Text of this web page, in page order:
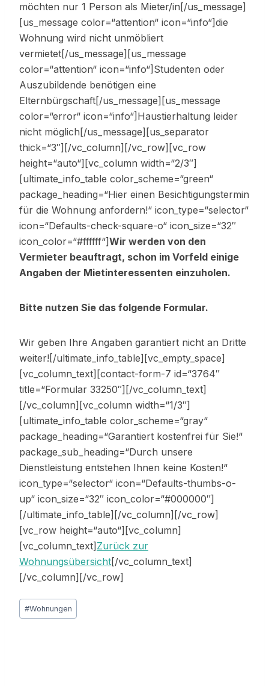
möchten nur 1 Person als Mieter/in[/us_message]
[us_message color=“attention“ icon=“info“]die
Wohnung wird nicht unmöbliert
vermietet[/us_message][us_message
color=“attention“ icon=“info“]Studenten oder
Auszubildende benötigen eine
Elternbürgschaft[/us_message][us_message
color=“error“ icon=“info“]Haustierhaltung leider
nicht möglich[/us_message][us_separator
thick=“3″][/vc_column][/vc_row][vc_row
height=“auto“][vc_column width=“2/3″]
[ultimate_info_table color_scheme=“green“
package_heading=“Hier einen Besichtigungstermin
für die Wohnung anfordern!“ icon_type=“selector“
icon=“Defaults-check-square-o“ icon_size=“32″
icon_color=“#ffffff“]Wir werden von den
Vermieter beauftragt, schon im Vorfeld einige
Angaben der Mietinteressenten einzuholen.
Bitte nutzen Sie das folgende Formular.
Wir geben Ihre Angaben garantiert nicht an Dritte
weiter![/ultimate_info_table][vc_empty_space]
[vc_column_text][contact-form-7 id=“3764″
title=“Formular 33250″][/vc_column_text]
[/vc_column][vc_column width=“1/3″]
[ultimate_info_table color_scheme=“gray“
package_heading=“Garantiert kostenfrei für Sie!“
package_sub_heading=“Durch unsere
Dienstleistung entstehen Ihnen keine Kosten!“
icon_type=“selector“ icon=“Defaults-thumbs-o-
up“ icon_size=“32″ icon_color=“#000000″]
[/ultimate_info_table][/vc_column][/vc_row]
[vc_row height=“auto“][vc_column]
[vc_column_text] Zurück zur
Wohnungsübersicht[/vc_column_text]
[/vc_column][/vc_row]
Schlagworte:
#Wohnungen